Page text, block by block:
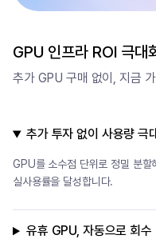
GPU 인프라 ROI 극대
추가 GPU 구매 없이, 지금
추가 투자 없이 사용량 극
GPU를 소수점 단위로 정밀 분
실사용률을 달성합니다.
유휴 GPU, 자동으로 회수